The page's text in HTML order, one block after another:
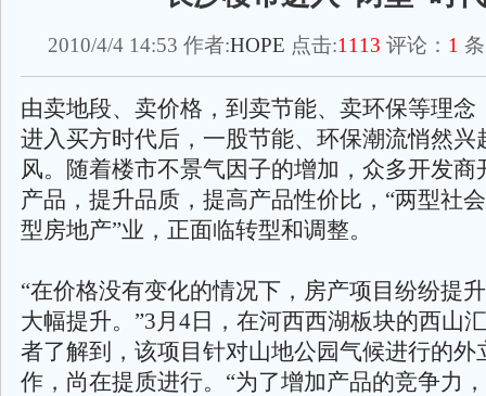
2010/4/4 14:53 作者:HOPE 点击:1113 评论： 1
由卖地段、卖价格，到卖节能、卖环保等理念
进入买方时代后，一股节能、环保潮流悄然兴
风。随着楼市不景气因子的增加，众多开发商
产品，提升品质，提高产品性价比，“两型社
型房地产”业，正面临转型和调整。
“在价格没有变化的情况下，房产项目纷纷提
大幅提升。”3月4日，在河西西湖板块的西山
者了解到，该项目针对山地公园气候进行的外
作，尚在提质进行。“为了增加产品的竞争力